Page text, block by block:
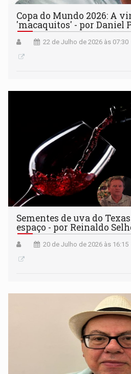
Copa do Mundo 2026: A
'macaquitos' - por Daniel
22 de Julho de 2026 às 07:30
Sementes de uva do
espaço - por Reinaldo
20 de Julho de 2026 às 16:15